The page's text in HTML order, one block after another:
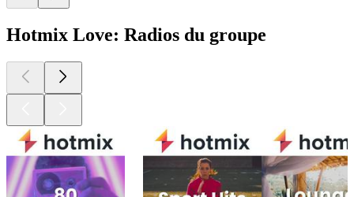
Hotmix Love: Radios du groupe